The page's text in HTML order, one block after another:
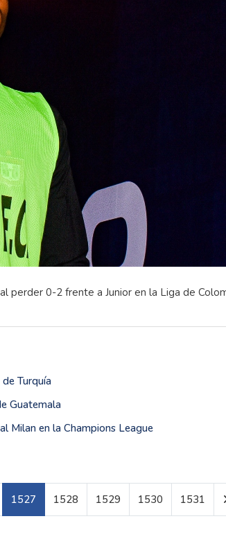
perder 0-2 frente a Junior en la Liga de
Turquía
Guatemala
Milan en la Champions League
Página 1527
1527 1528 1529 1530 1531